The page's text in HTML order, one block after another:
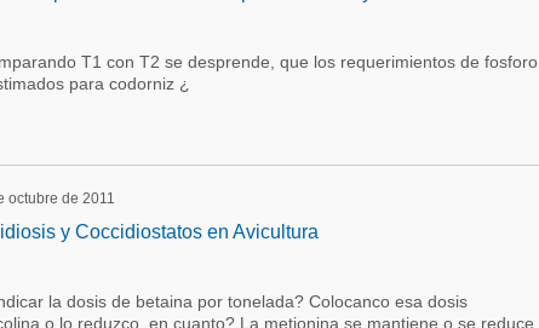
T1 con T2 se desprende, que los requerimientos de fosforo
para codorniz ¿
octubre de 2011
y Coccidiostatos en Avicultura
la dosis de betaina por tonelada? Colocanco esa dosis
o lo reduzco, en cuanto? La metionina se mantiene o se reduce,